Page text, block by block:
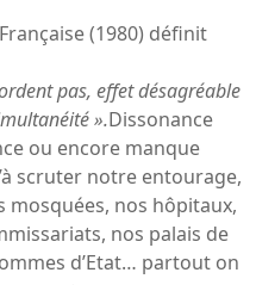
(1980) définit
pas, effet désagréable
».Dissonance
ou encore manque
scruter notre entourage,
mosquées, nos hôpitaux,
nos palais de
d’Etat… partout on